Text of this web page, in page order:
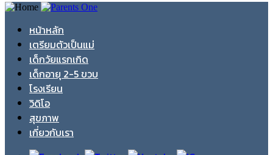
หน้าหลัก
เตรียมตัวเป็นแม่
เด็กวัยแรกเกิด
เด็กอายุ 2-5 ขวบ
โรงเรียน
วิดิโอ
สุขภาพ
เกี่ยวกับเรา